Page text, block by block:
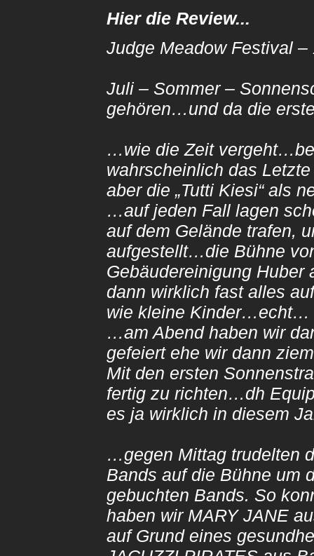
Hier die Review...
Judge Meadow Festival
Juli – Sommer –
gehören…und da die
…wie die Zeit
wahrscheinlich das
aber die „Tutti Kiesi“
…auf jeden Fall lagen
auf dem Gelände trafen,
aufgestellt…die Bühne
Gebäudereinigung
dann wirklich fast alles
wie
…am Abend haben wir
gefeiert ehe wir dann
Mit den ersten
fertig zu richten…dh
es ja wirklich in diesem
…gegen Mittag trudelten
Bands auf die Bühne um
gebuchten Bands. So
haben wir MARY JANE
auf Grund eines